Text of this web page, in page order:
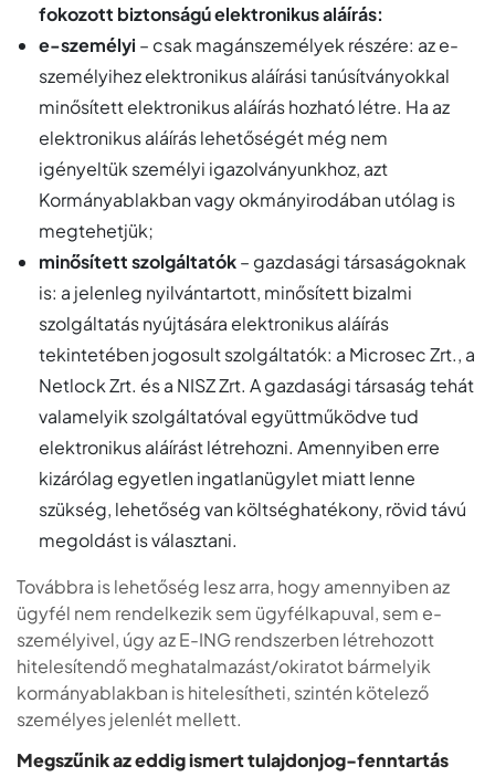
fokozott biztonságú elektronikus aláírás:
e-személyi – csak magánszemélyek részére: az e-
személyihez elektronikus aláírási tanúsítványokkal
minősített elektronikus aláírás hozható létre. Ha az
elektronikus aláírás lehetőségét még nem
igényeltük személyi igazolványunkhoz, azt
Kormányablakban vagy okmányirodában utólag is
megtehetjük;
minősített szolgáltatók– gazdasági társaságoknak
is: a jelenleg nyilvántartott, minősített bizalmi
szolgáltatás nyújtására elektronikus aláírás
tekintetében jogosult szolgáltatók: a Microsec Zrt., a
Netlock Zrt. és a NISZ Zrt. A gazdasági társaság tehát
valamelyik szolgáltatóval együttműködve tud
elektronikus aláírást létrehozni. Amennyiben erre
kizárólag egyetlen ingatlanügylet miatt lenne
szükség, lehetőség van költséghatékony, rövid távú
megoldást is választani.
Továbbra is lehetőség lesz arra, hogy amennyiben az
ügyfél nem rendelkezik sem ügyfélkapuval, sem e-
személyivel, úgy az E-ING rendszerben létrehozott
hitelesítendő meghatalmazást/okiratot bármelyik
kormányablakban is hitelesítheti, szintén kötelező
személyes jelenlét mellett.
Megszűnik az eddig ismert tulajdonjog-fenntartás